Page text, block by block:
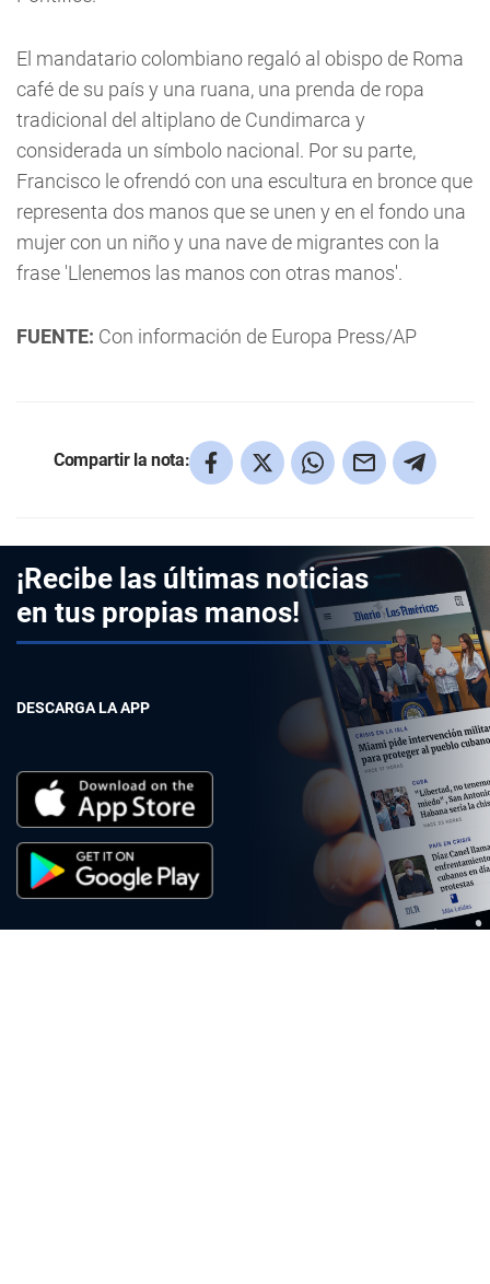
El mandatario colombiano regaló al obispo de Roma
café de su país y una ruana, una prenda de ropa
tradicional del altiplano de Cundimarca y
considerada un símbolo nacional. Por su parte,
Francisco le ofrendó con una escultura en bronce que
representa dos manos que se unen y en el fondo una
mujer con un niño y una nave de migrantes con la
frase 'Llenemos las manos con otras manos'.
FUENTE: Con información de Europa Press/AP
Compartir la nota:
¡Recibe las últimas noticias
en tus propias manos!
DESCARGA LA APP